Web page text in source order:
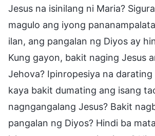
Jesus na isinilang ni Maria?
magulo ang iyong
ilan, ang pangalan ng Diyos ay
Kung gayon, bakit naging Jesus
Jehova? Ipinropesiya na darating
kaya bakit dumating ang isang
nagngangalang Jesus? Bakit
pangalan ng Diyos? Hindi ba